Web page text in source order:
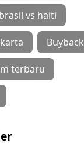
brasil vs haiti
Buyback
terbaru